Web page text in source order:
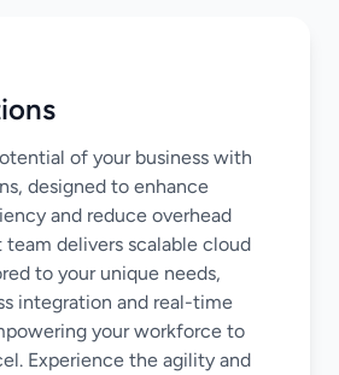
of your business with
designed to enhance
and reduce overhead
team delivers scalable cloud
to your unique needs,
integration and real-time
your workforce to
Experience the agility and